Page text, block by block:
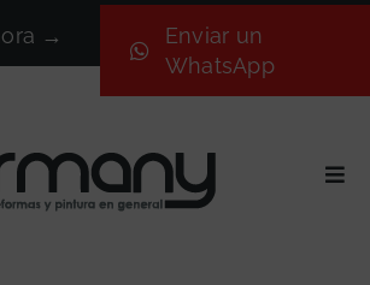
→
Enviar un
WhatsApp